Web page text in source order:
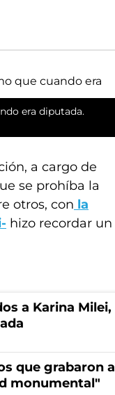
era diputada.
a cargo de
se prohíba la
otros, con la
hizo recordar un
a Karina Milei,
que grabaron a
monumental"